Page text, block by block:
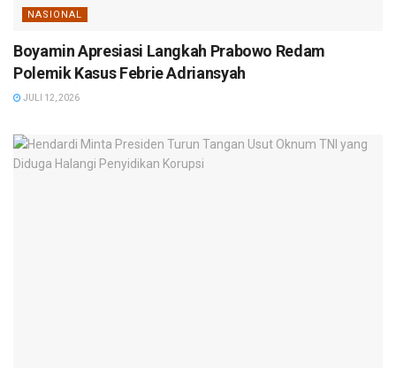
NASIONAL
Boyamin Apresiasi Langkah Prabowo Redam
Polemik Kasus Febrie Adriansyah
JULI 12, 2026